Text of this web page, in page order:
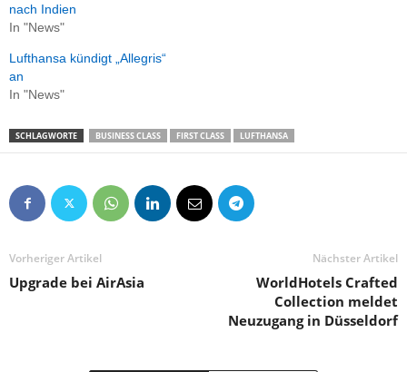
nach Indien
In "News"
Lufthansa kündigt „Allegris“
an
In "News"
SCHLAGWORTE BUSINESS CLASS FIRST CLASS LUFTHANSA
Vorheriger Artikel
Upgrade bei AirAsia
Nächster Artikel
WorldHotels Crafted
Collection meldet
Neuzugang in Düsseldorf